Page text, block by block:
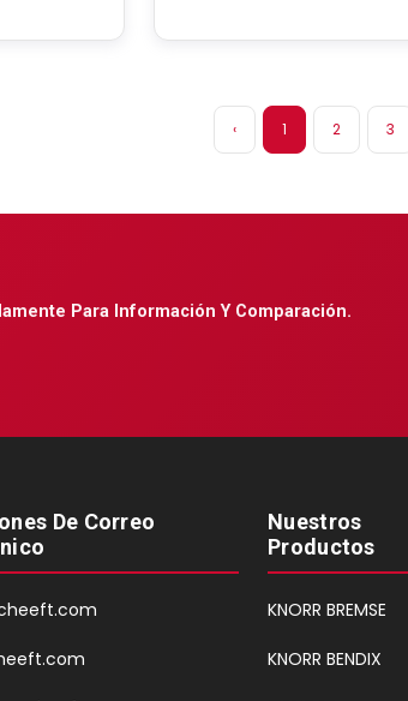
‹ 1 2 3
Para Información Y Comparación.
De Correo
Nuestros
Productos
KNORR BREMSE
KNORR BENDIX